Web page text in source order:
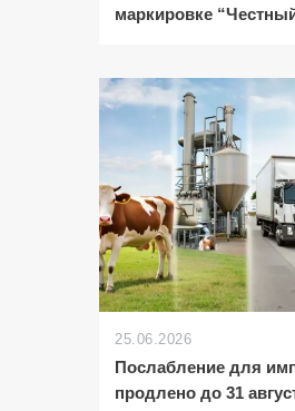
маркировке
25.06.2026
Послабление для
продлено до 31